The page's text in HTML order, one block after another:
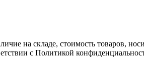
на складе, стоимость товаров,
с Политикой